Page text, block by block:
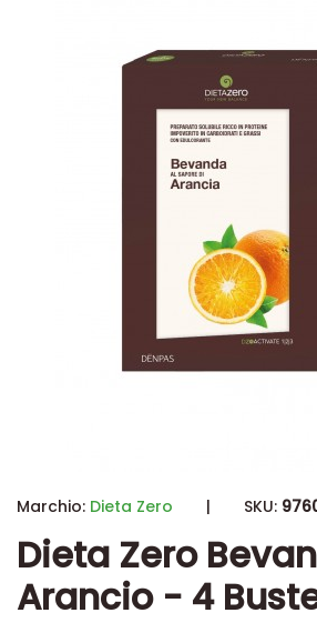
Marchio: Dieta Zero | SKU:
Dieta Zero
Arancio - 4